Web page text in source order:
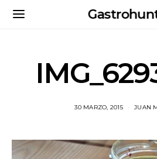
30 MARZO, 2015 JUAN